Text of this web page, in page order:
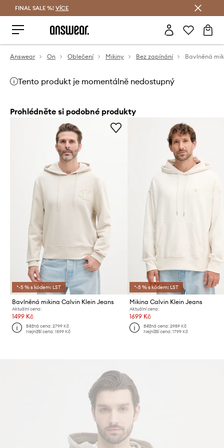
FINAL SALE %! VÍCE
Answear On Oblečení Mikiny Bez zapínání
Tento produkt je momentálně nedostupný
Prohlédněte si podobné produkty
*-5 % s kódem: LST
Bavlněná mikina Calvin Klein Jeans
Aktuální cena:
1499 Kč
Běžná cena:2799 Kč
Nejnižší cena:1599 Kč
*-5 % s kódem: LST
Mikina Calvin Klein Jeans
Aktuální cena:
1699 Kč
Běžná cena: 2989 Kč
Nejnižší cena: 1799 Kč